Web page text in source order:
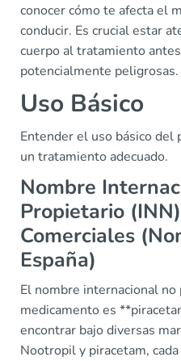
conocer cómo te afecta el
conducir. Es crucial estar
cuerpo al tratamiento
potencialmente peligrosas.
Uso Básico
Entender el uso básico del
un tratamiento adecuado.
Nombre
Propietario
Comerciales
España)
El nombre internacional
medicamento es
encontrar bajo diversas
Nootropil y piracetam,